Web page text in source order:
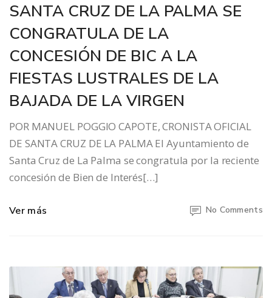
SANTA CRUZ DE LA PALMA SE
CONGRATULA DE LA
CONCESIÓN DE BIC A LA
FIESTAS LUSTRALES DE LA
BAJADA DE LA VIRGEN
POR MANUEL POGGIO CAPOTE, CRONISTA OFICIAL
DE SANTA CRUZ DE LA PALMA El Ayuntamiento de
Santa Cruz de La Palma se congratula por la reciente
concesión de Bien de Interés[…]
Ver más No Comments